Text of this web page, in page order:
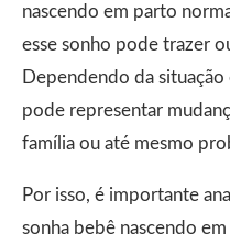
nascendo em parto
esse sonho pode trazer
Dependendo da
pode representar
família ou até mesmo
Por isso, é importante
sonha bebê nascendo